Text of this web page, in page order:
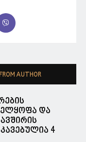
AUTHOR
და
4